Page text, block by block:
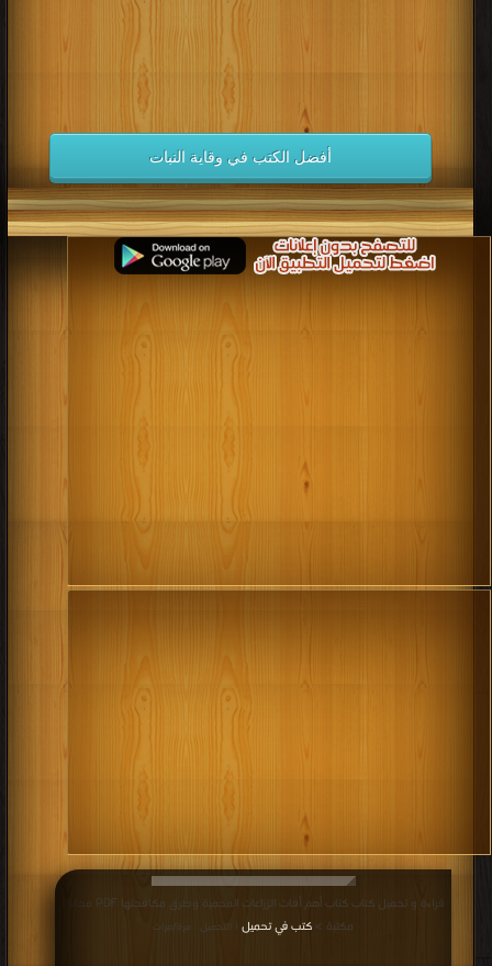
أفضل الكتب في وقاية النبات
قراءة و تحميل كتاب كتاب أهم أفات الزراعات المحمية وطرق مكافحتها PDF مجانا |
مكتبة > كتب في تحميل | التحميل : مرة/مرات